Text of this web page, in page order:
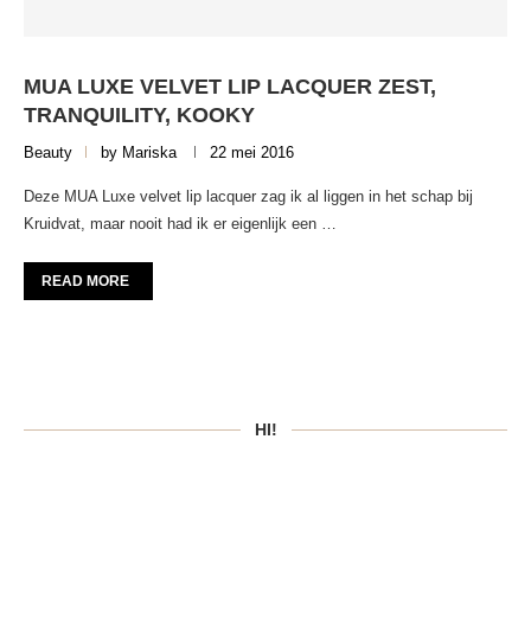
MUA LUXE VELVET LIP LACQUER ZEST,
TRANQUILITY, KOOKY
Beauty by Mariska 22 mei 2016
Deze MUA Luxe velvet lip lacquer zag ik al liggen in het schap bij
Kruidvat, maar nooit had ik er eigenlijk een …
READ MORE
HI!